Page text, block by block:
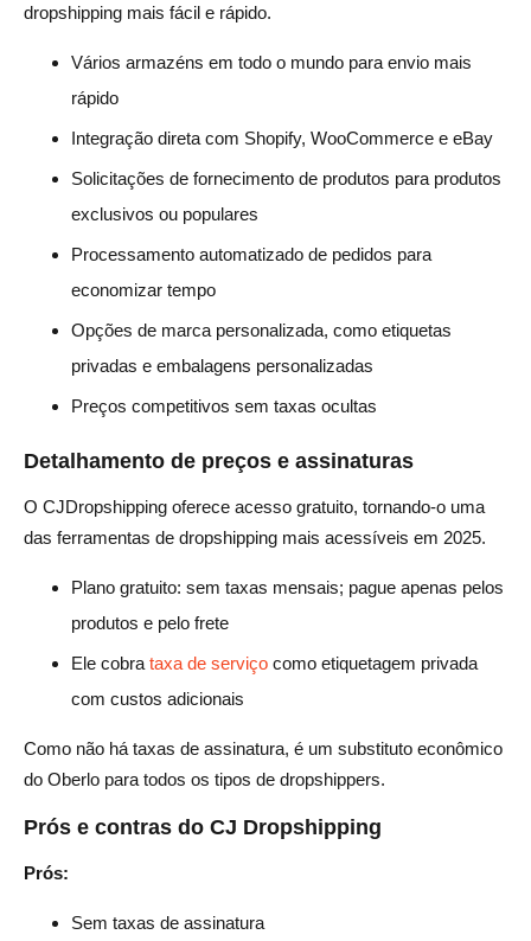
dropshipping mais fácil e rápido.
Vários armazéns em todo o mundo para envio mais
rápido
Integração direta com Shopify, WooCommerce e eBay
Solicitações de fornecimento de produtos para produtos
exclusivos ou populares
Processamento automatizado de pedidos para
economizar tempo
Opções de marca personalizada, como etiquetas
privadas e embalagens personalizadas
Preços competitivos sem taxas ocultas
Detalhamento de preços e assinaturas
O CJDropshipping oferece acesso gratuito, tornando-o uma
das ferramentas de dropshipping mais acessíveis em 2025.
Plano gratuito: sem taxas mensais; pague apenas pelos
produtos e pelo frete
Ele cobra taxa de serviço como etiquetagem privada
com custos adicionais
Como não há taxas de assinatura, é um substituto econômico
do Oberlo para todos os tipos de dropshippers.
Prós e contras do CJ Dropshipping
Prós:
Sem taxas de assinatura